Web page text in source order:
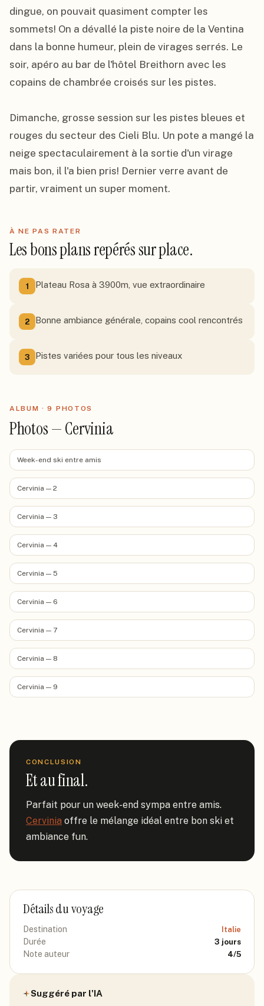
dingue, on pouvait quasiment compter les
sommets! On a dévallé la piste noire de la Ventina
dans la bonne humeur, plein de virages serrés. Le
soir, apéro au bar de l'hôtel Breithorn avec les
copains de chambrée croisés sur les pistes.
Dimanche, grosse session sur les pistes bleues et
rouges du secteur des Cieli Blu. Un pote a mangé la
neige spectaculairement à la sortie d'un virage
mais bon, il l'a bien pris! Dernier verre avant de
partir, vraiment un super moment.
À NE PAS RATER
Les bons plans repérés sur place.
1 Plateau Rosa à 3900m, vue extraordinaire
2 Bonne ambiance générale, copains cool rencontrés
3 Pistes variées pour tous les niveaux
ALBUM ·9 PHOTOS
Photos — Cervinia
Week-end ski entre amis
Cervinia — 2
Cervinia — 3
Cervinia — 4
Cervinia — 5
Cervinia — 6
Cervinia — 7
Cervinia — 8
Cervinia — 9
CONCLUSION
Et au final.
Cervinia offre le mélange idéal entre bon ski et
ambiance fun.
Détails du voyage
Destination Italie
Durée 3 jours
Note auteur 4/5
Suggéré par l'IA